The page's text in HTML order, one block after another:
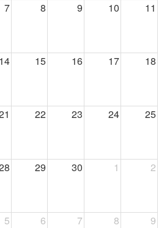
7 8 9 10 11
14 15 16 17 18
22 23 24 25
29 30 1 2
5 6 7 8 9